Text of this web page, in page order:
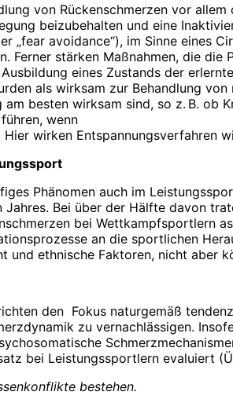
von Rückenschmerzen vor
beizubehalten und eine
„fear avoidance“), im Sinne eines
Ferner stärken Maßnahmen, die
eines Zustands der
als wirksam zur Behandlung
besten wirksam sind, so z. B. ob
wenn
wirken Entspannungsverfahren
Phänomen auch im
Bei über der Hälfte davon
bei Wettkampfsportlern
an die sportlichen
und ethnische Faktoren, nicht aber
den Fokus naturgemäß
zu vernachlässigen.
bei Leistungssportlern evaluiert
bestehen.